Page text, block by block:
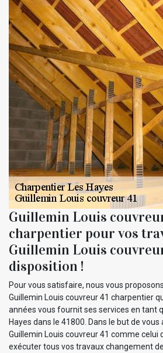
Guillemin Louis
charpentier pour vos
Guillemin Louis
disposition !
Pour vous satisfaire, nous vous
Guillemin Louis couvreur 41 charpentier
années vous fournit ses services en tant
Hayes dans le 41800. Dans le but de
Guillemin Louis couvreur 41 comme celui
exécuter tous vos travaux changement